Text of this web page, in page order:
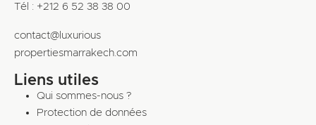
Tél : +212 6 52 38 38 00
contact@luxurious
propertiesmarrakech.com
Liens utiles
Qui sommes-nous ?
Protection de données